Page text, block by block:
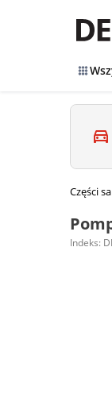
Części
Indeks: